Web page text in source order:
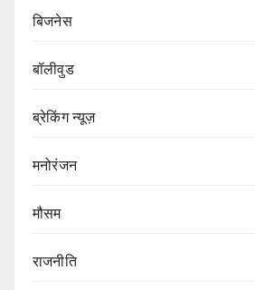
बिजनेस
बॉलीवुड
ब्रेकिंग न्यूज़
मनोरंजन
मौसम
राजनीति